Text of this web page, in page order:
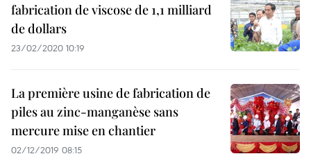
fabrication de viscose de 1,1 milliard
de dollars
23/02/2020 10:19
La première usine de fabrication de
piles au zinc-manganèse sans
mercure mise en chantier
02/12/2019 08:15